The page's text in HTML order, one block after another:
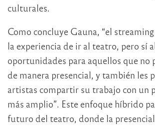
culturales.
Como concluye Gauna, “el
la experiencia de ir al teatro, pero sí
oportunidades para aquellos que no
de manera presencial, y también les
artistas compartir su trabajo con un
más amplio”. Este enfoque híbrido
futuro del teatro, donde la